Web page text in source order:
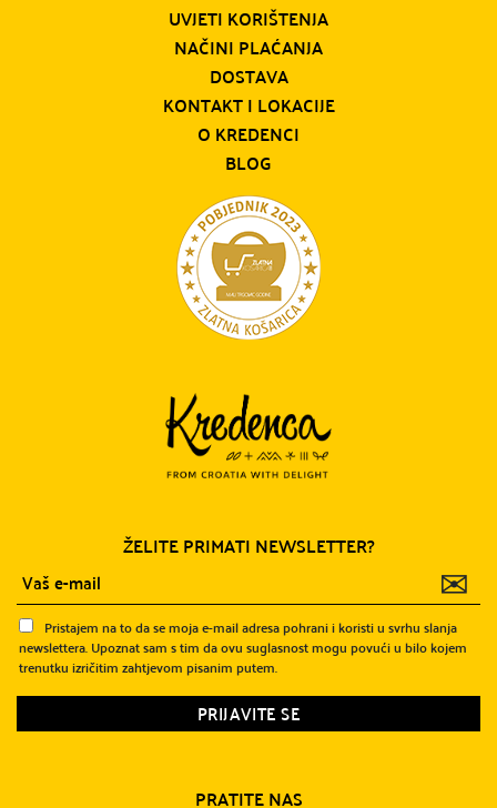
UVJETI KORIŠTENJA
NAČINI PLAĆANJA
DOSTAVA
KONTAKT I LOKACIJE
O KREDENCI
BLOG
ŽELITE PRIMATI NEWSLETTER?
✉
Pristajem na to da se moja e-mail adresa pohrani i koristi u svrhu slanja
newslettera. Upoznat sam s tim da ovu suglasnost mogu povući u bilo kojem
trenutku izričitim zahtjevom pisanim putem.
PRATITE NAS